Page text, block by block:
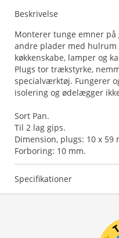
Beskrivelse
Monterer tunge emner på
andre plader med hulrum
køkkenskabe, lamper og
Plugs tor trækstyrke,
specialværktøj. Fungerer
isolering og ødelægger
Sort Pan.
Til 2 lag gips.
Dimension, plugs: 10 x 59
Forboring: 10 mm.
Specifikationer